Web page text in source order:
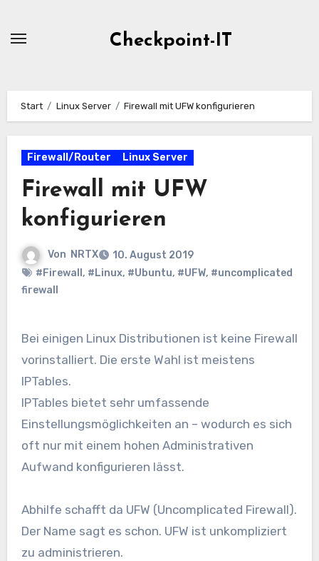
Checkpoint-IT
Start Linux Server Firewall mit UFW konfigurieren
Firewall/Router Linux Server
Firewall mit UFW
konfigurieren
Von NRTX
10. August 2019
#Firewall , #Linux, #Ubuntu, #UFW, #uncomplicated
firewall
Bei einigen Linux Distributionen ist keine Firewall
vorinstalliert. Die erste Wahl ist meistens
IPTables.
IPTables bietet sehr umfassende
Einstellungsmöglichkeiten an – wodurch es sich
oft nur mit einem hohen Administrativen
Aufwand konfigurieren lässt.
Abhilfe schafft da UFW (Uncomplicated Firewall).
Der Name sagt es schon. UFW ist unkompliziert
zu administrieren.